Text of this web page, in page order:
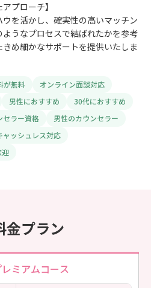
プローチ】
を活かし、確実性の高いマッチン
うなプロセスで結ばれたかを参考
め細かなサポートを提供いたしま
が無料
オンライン面談対応
男性におすすめ
30代におすすめ
セラー資格
男性のカウンセラー
ャッシュレス対応
迎
金プラン
ミアムコース